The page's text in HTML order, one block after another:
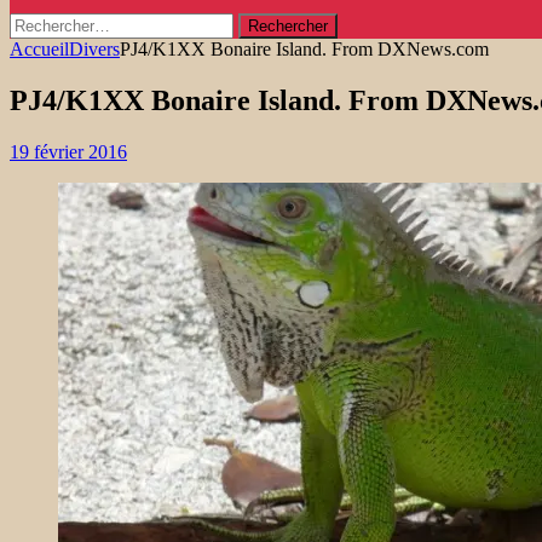
Rechercher :
AccueilDiversPJ4/K1XX Bonaire Island. From DXNews.com
PJ4/K1XX Bonaire Island. From
19 février 2016